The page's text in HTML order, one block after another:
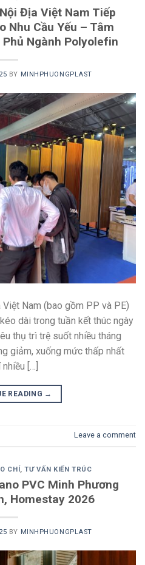
Địa Việt Nam Tiếp
Nhu Cầu Yếu – Tâm
Phủ Ngành Polyolefin
BY MINHPHUONGPLAST
Nam (bao gồm PP và PE)
dài trong tuần kết thúc ngày
thụ trì trệ suốt nhiều tháng
giảm, xuống mức thấp nhất
[…]
READING →
Leave a comment
CHÍ ,TƯ VẤN KIẾN TRÚC
PVC Minh Phương
Homestay 2026
BY MINHPHUONGPLAST